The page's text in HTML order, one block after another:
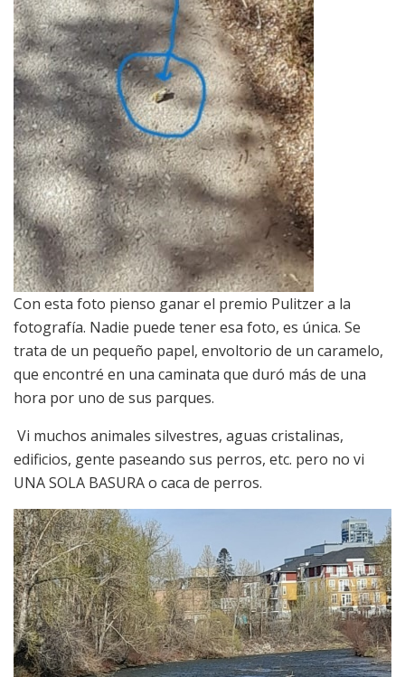
Con esta foto pienso ganar el premio Pulitzer a la
fotografía. Nadie puede tener esa foto, es única. Se
trata de un pequeño papel, envoltorio de un caramelo,
que encontré en una caminata que duró más de una
hora por uno de sus parques.
Vi muchos animales silvestres, aguas cristalinas,
edificios, gente paseando sus perros, etc. pero no vi
UNA SOLA BASURA o caca de perros.